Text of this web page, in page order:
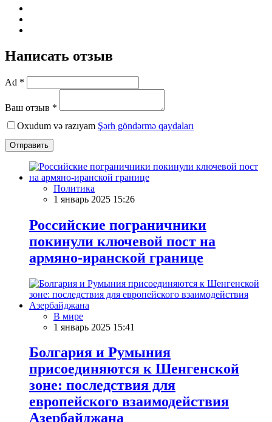
Написать отзыв
Ad *
Ваш отзыв *
Oxudum və razıyam Şərh göndərmə qaydaları
Отправить
Политика
1 январь 2025 15:26
Российские пограничники
покинули ключевой пост на
армяно-иранской границе
В мире
1 январь 2025 15:41
Болгария и Румыния
присоединяются к Шенгенской
зоне: последствия для
европейского взаимодействия
Азербайджана